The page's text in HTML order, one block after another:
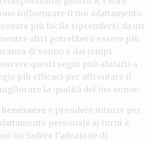
influenzare il tuo adattamento.
più facile riprendersi da un
altri potrebbero essere più
di sonno e dai tempi
questi segni può aiutarti a
più efficaci per affrontare il
la qualità del tuo sonno.
benessere e prendere misure per
personale ai turni è
includere l’adozione di